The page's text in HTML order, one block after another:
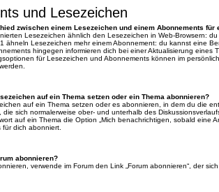
und Lesezeichen
zwischen einem Lesezeichen und einem Abonnements für
Lesezeichen ähnlich den Lesezeichen in Web-Browsern:
ähneln Lesezeichen mehr einem Abonnement: du kannst eine
hingegen informieren dich bei einer Aktualisierung eines
für Lesezeichen und Abonnements können im
auf ein Thema setzen oder ein Thema abonnieren?
auf ein Thema setzen oder es abonnieren, in dem du die
die sich normalerweise ober- und unterhalb des
auf ein Thema die Option „Mich benachrichtigen, sobald eine
dich abonniert.
abonnieren?
verwende im Forum den Link „Forum abonnieren“, der